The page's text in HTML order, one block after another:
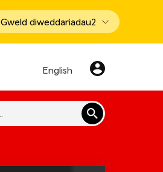
Gweld diweddariadau2
English